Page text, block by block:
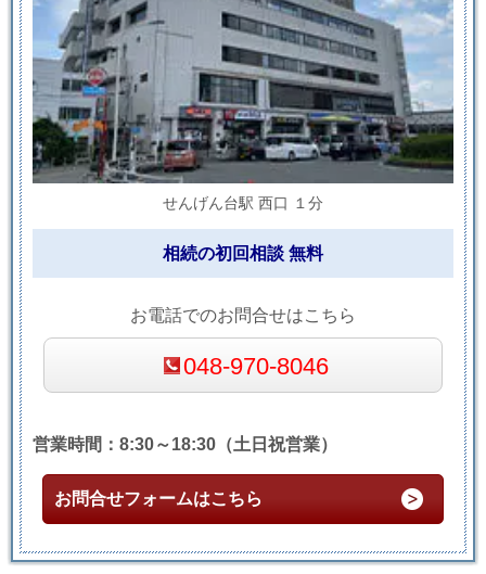
せんげん台駅 西口 １分
相続の初回相談 無料
お電話でのお問合せはこちら
048-970-8046
営業時間：8:30～18:30（土日祝営業）
お問合せフォームはこちら